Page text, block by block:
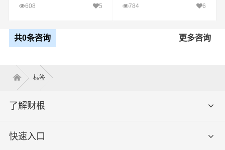
武汉至渭南运输专线哪
608 5
宁波至渭南运输专线哪
784 6
共0条咨询 更多咨询
标签
了解财根
快速入口